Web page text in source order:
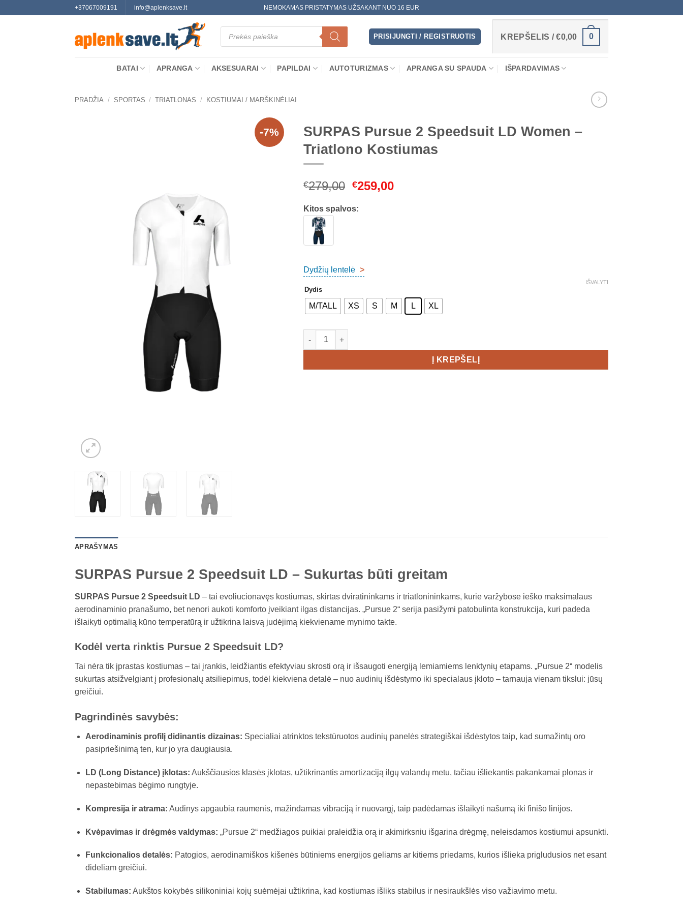
+37067009191 info@aplenksave.lt NEMOKAMAS PRISTATYMAS UŽSAKANT NUO 16 EUR
Products
search
PRISIJUNGTI / REGISTRUOTIS KREPŠELIS /€0,00 0
BATAI APRANGA AKSESUARAI PAPILDAI AUTOTURIZMAS APRANGA SU SPAUDA IŠPARDAVIMAS
PRADŽIA / SPORTAS / TRIATLONAS / KOSTIUMAI / MARŠKINĖLIAI
-7%
SURPAS Pursue 2 Speedsuit LD Women –
Triatlono Kostiumas
€279,00 Original
was:
€259,00Current
Kitos spalvos:
Dydžių lentelė >
Dydis
M/TALL XS S M L XL
IŠVALYTI
produkto kiekis: SURPAS Pursue 2 Speedsuit LD Women - Triatlono Kostiumas
Į KREPŠELĮ
APRAŠYMAS
SURPAS Pursue 2 Speedsuit LD – Sukurtas būti greitam
SURPAS Pursue 2 Speedsuit LD – tai evoliucionavęs kostiumas, skirtas dviratininkams ir triatlonininkams, kurie varžybose ieško maksimalaus
aerodinaminio pranašumo, bet nenori aukoti komforto įveikiant ilgas distancijas. „Pursue 2“ serija pasižymi patobulinta konstrukcija, kuri padeda
išlaikyti optimalią kūno temperatūrą ir užtikrina laisvą judėjimą kiekviename mynimo takte.
Kodėl verta rinktis Pursue 2 Speedsuit LD?
Tai nėra tik įprastas kostiumas – tai įrankis, leidžiantis efektyviau skrosti orą ir išsaugoti energiją lemiamiems lenktynių etapams. „Pursue 2“ modelis
sukurtas atsižvelgiant į profesionalų atsiliepimus, todėl kiekviena detalė – nuo audinių išdėstymo iki specialaus įkloto – tarnauja vienam tikslui: jūsų
greičiui.
Pagrindinės savybės:
Aerodinaminis profilį didinantis dizainas: Specialiai atrinktos tekstūruotos audinių panelės strategiškai išdėstytos taip, kad sumažintų oro
pasipriešinimą ten, kur jo yra daugiausia.
LD (Long Distance) įklotas: Aukščiausios klasės įklotas, užtikrinantis amortizaciją ilgų valandų metu, tačiau išliekantis pakankamai plonas ir
nepastebimas bėgimo rungtyje.
Kompresija ir atrama: Audinys apgaubia raumenis, mažindamas vibraciją ir nuovargį, taip padėdamas išlaikyti našumą iki finišo linijos.
Kvėpavimas ir drėgmės valdymas: „Pursue 2“ medžiagos puikiai praleidžia orą ir akimirksniu išgarina drėgmę, neleisdamos kostiumui apsunkti.
Funkcionalios detalės: Patogios, aerodinamiškos kišenės būtiniems energijos geliams ar kitiems priedams, kurios išlieka prigludusios net esant
dideliam greičiui.
Stabilumas: Aukštos kokybės silikoniniai kojų suėmėjai užtikrina, kad kostiumas išliks stabilus ir nesiraukšlės viso važiavimo metu.